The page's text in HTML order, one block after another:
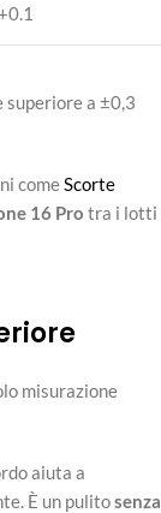
superiore a ±0,3
comeScorte
16 Pro tra i lotti
misurazione
aiuta a
È un pulitosenza